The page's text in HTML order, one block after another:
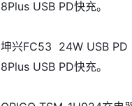
8Plus USB PD快充。
坤兴FC53 24W USB PD
8Plus USB PD快充。